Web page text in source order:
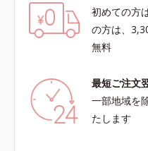
初めての方
の方は、
無料
最短ご注文
一部地域を
たします